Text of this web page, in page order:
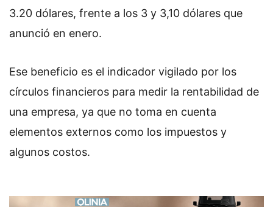
3.20 dólares, frente a los 3 y 3,10 dólares que
anunció en enero.
Ese beneficio es el indicador vigilado por los
círculos financieros para medir la rentabilidad de
una empresa, ya que no toma en cuenta
elementos externos como los impuestos y
algunos costos.